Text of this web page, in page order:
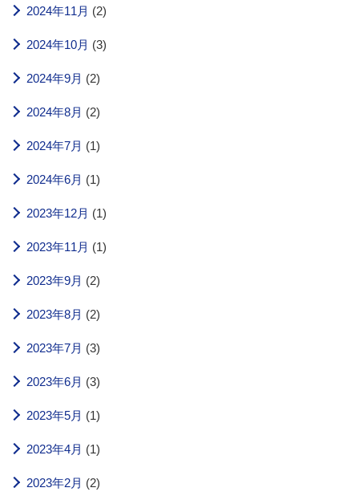
2024年11月 (2)
2024年10月 (3)
2024年9月 (2)
2024年8月 (2)
2024年7月 (1)
2024年6月 (1)
2023年12月 (1)
2023年11月 (1)
2023年9月 (2)
2023年8月 (2)
2023年7月 (3)
2023年6月 (3)
2023年5月 (1)
2023年4月 (1)
2023年2月 (2)